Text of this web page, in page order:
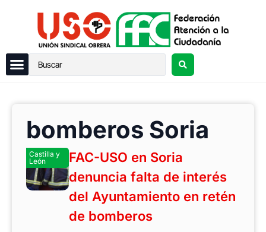
bomberos Soria
Castilla y
León
FAC-USO en Soria
denuncia falta de interés
del Ayuntamiento en retén
de bomberos